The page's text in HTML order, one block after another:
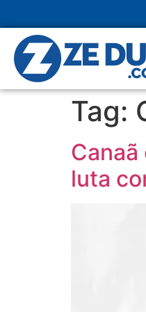
Tag:
luta